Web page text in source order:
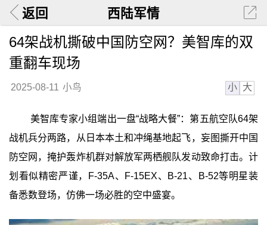
返回 西陆军情
64架战机撕破中国防空网？美智库的双
重翻车现场
2025-08-11 小鸟 小 大
美智库专家小组端出一盘“战略大餐”：第五航空队64架
战机兵分两路，从日本本土和冲绳基地起飞，妄图撕开中国
防空网，掩护轰炸机群对解放军两栖舰队发动致命打击。计
划看似精密严谨，F-35A、F-15EX、B-21、B-52等明星装
备悉数登场，仿佛一场必胜的空中盛宴。